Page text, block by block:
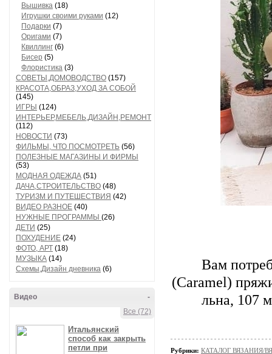
Вышивка (18)
Игрушки своими руками (12)
Подарки (7)
Оригами (7)
Квиллинг (6)
Бисер (5)
Флористика (3)
СОВЕТЫ,ДОМОВОДСТВО (157)
КРАСОТА,ОБРАЗ,УХОД ЗА СОБОЙ
(145)
ИГРЫ (124)
ИНТЕРЬЕР,МЕБЕЛЬ,ДИЗАЙН,РЕМОНТ
(112)
НОВОСТИ (73)
ФИЛЬМЫ, ЧТО ПОСМОТРЕТЬ (56)
ПОЛЕЗНЫЕ МАГАЗИНЫ И ФИРМЫ
(53)
МОДНАЯ ОДЕЖДА (51)
ДАЧА,СТРОИТЕЛЬСТВО (48)
ТУРИЗМ И ПУТЕШЕСТВИЯ (42)
ВИДЕО РАЗНОЕ (40)
НУЖНЫЕ ПРОГРАММЫ (26)
ДЕТИ (25)
ПОХУДЕНИЕ (24)
ФОТО, АРТ (18)
МУЗЫКА (14)
Схемы,Дизайн дневника (6)
-
Видео
Все (72)
Итальянский
способ как закрыть
петли при
Вам
(Caramel)
льна, 107
Рубрики: КАТАЛОГ ВЯЗАНИЯ/